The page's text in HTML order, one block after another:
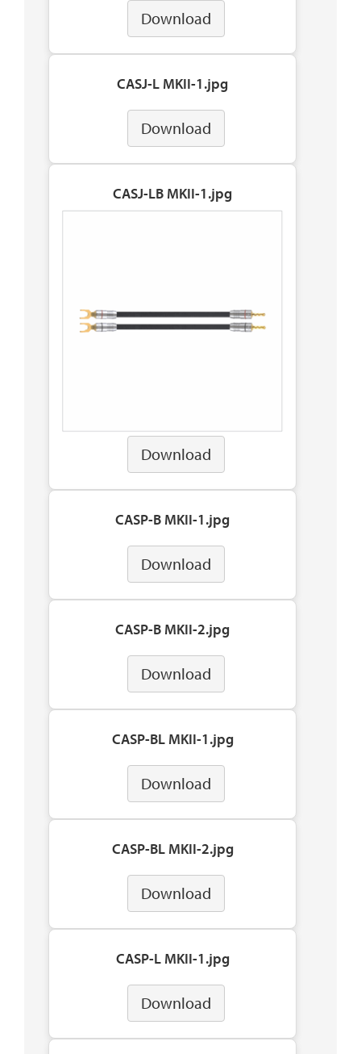
Download
CASJ-L MKII-1.jpg
Download
CASJ-LB MKII-1.jpg
Download
CASP-B MKII-1.jpg
Download
CASP-B MKII-2.jpg
Download
CASP-BL MKII-1.jpg
Download
CASP-BL MKII-2.jpg
Download
CASP-L MKII-1.jpg
Download